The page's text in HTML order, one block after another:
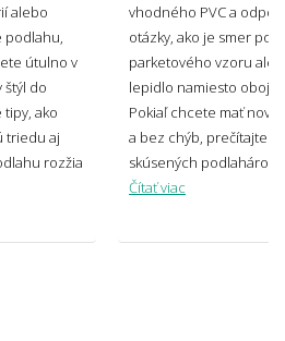
ponúkate?
alebo
útulno v
štýl do
ako
triedu aj
rozžia
vhodného PVC a
otázky, ako je smer
parketového vzoru
lepidlo namiesto
Pokiaľ chcete mať
a bez chýb, prečítajte si
skúsených podlahárov!
Čítať viac